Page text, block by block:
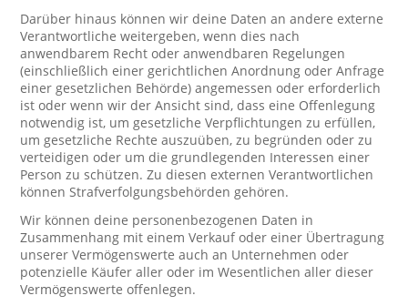
Darüber hinaus können wir deine Daten an andere externe
Verantwortliche weitergeben, wenn dies nach
anwendbarem Recht oder anwendbaren Regelungen
(einschließlich einer gerichtlichen Anordnung oder Anfrage
einer gesetzlichen Behörde) angemessen oder erforderlich
ist oder wenn wir der Ansicht sind, dass eine Offenlegung
notwendig ist, um gesetzliche Verpflichtungen zu erfüllen,
um gesetzliche Rechte auszuüben, zu begründen oder zu
verteidigen oder um die grundlegenden Interessen einer
Person zu schützen. Zu diesen externen Verantwortlichen
können Strafverfolgungsbehörden gehören.
Wir können deine personenbezogenen Daten in
Zusammenhang mit einem Verkauf oder einer Übertragung
unserer Vermögenswerte auch an Unternehmen oder
potenzielle Käufer aller oder im Wesentlichen aller dieser
Vermögenswerte offenlegen.